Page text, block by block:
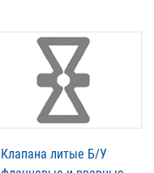
Клапана литые Б/У